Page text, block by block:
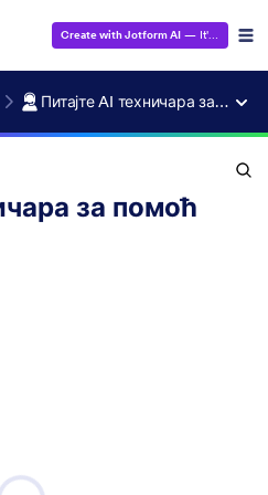
Create with Jotform AI — It's Free!
Питајте AI техничара за помоћ
за помоћ